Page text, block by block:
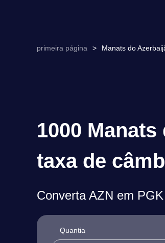
primeira página > Manats do
1000
taxa de
Converta AZN em
Quantia